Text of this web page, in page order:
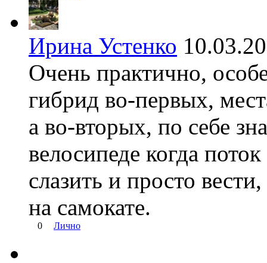
Ирина Устенко
Очень практично,
гибрид во-первых,
а во-вторых, по себе
велосипеде когда
слазить и просто
на самокате.
0 Лично